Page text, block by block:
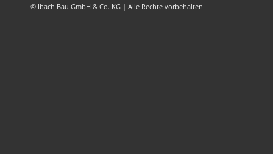
© Ibach Bau GmbH & Co. KG | Alle Rechte vorbehalten